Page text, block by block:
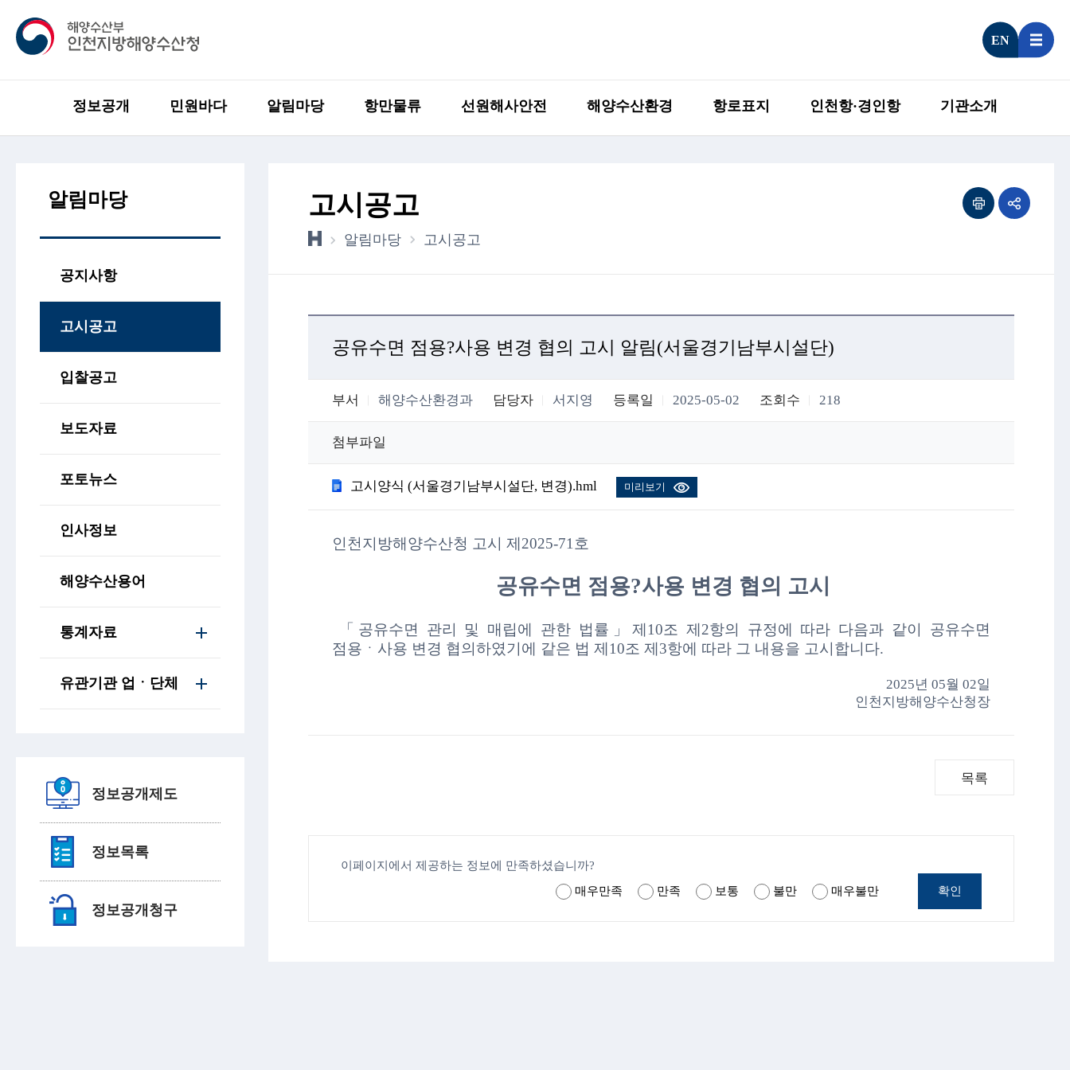
EN
정보공개 민원바다 알림마당 항만물류 선원해사안전 해양수산환경 항로표지 인천항·경인항 기관소개
알림마당
공지사항
고시공고
입찰공고
보도자료
포토뉴스
인사정보
해양수산용어
통계자료
유관기관 업ㆍ단체
정보공개제도
정보목록
정보공개청구
고시공고
알림마당 고시공고
공유수면 점용?사용 변경 협의 고시 알림(서울경기남부시설단)
부서 해양수산환경과 담당자 서지영 등록일 2025-05-02 조회수 218
첨부파일
고시양식 (서울경기남부시설단, 변경).hml 미리보기
인천지방해양수산청 고시 제2025-71호
공유수면 점용?사용 변경 협의 고시
「 공유수면 관리 및 매립에 관한 법률」제10조 제2항의 규정에 따라 다음과 같이 공유수면
점용ㆍ사용 변경 협의하였기에 같은 법 제10조 제3항에 따라 그 내용을 고시합니다.
2025년 05월 02일
인천지방해양수산청장
목록
이페이지에서 제공하는 정보에 만족하셨습니까?
매우만족 만족 보통 불만 매우불만 확인